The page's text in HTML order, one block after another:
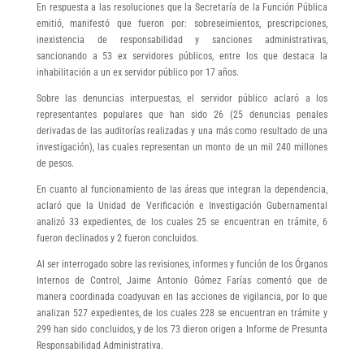
En respuesta a las resoluciones que la Secretaría de la Función Pública
emitió, manifestó que fueron por: sobreseimientos, prescripciones,
inexistencia de responsabilidad y sanciones administrativas,
sancionando a 53 ex servidores públicos, entre los que destaca la
inhabilitación a un ex servidor público por 17 años.
Sobre las denuncias interpuestas, el servidor público aclaró a los
representantes populares que han sido 26 (25 denuncias penales
derivadas de las auditorías realizadas y una más como resultado de una
investigación), las cuales representan un monto de un mil 240 millones
de pesos.
En cuanto al funcionamiento de las áreas que integran la dependencia,
aclaró que la Unidad de Verificación e Investigación Gubernamental
analizó 33 expedientes, de los cuales 25 se encuentran en trámite, 6
fueron declinados y 2 fueron concluidos.
Al ser interrogado sobre las revisiones, informes y función de los Órganos
Internos de Control, Jaime Antonio Gómez Farías comentó que de
manera coordinada coadyuvan en las acciones de vigilancia, por lo que
analizan 527 expedientes, de los cuales 228 se encuentran en trámite y
299 han sido concluidos, y de los 73 dieron origen a Informe de Presunta
Responsabilidad Administrativa.